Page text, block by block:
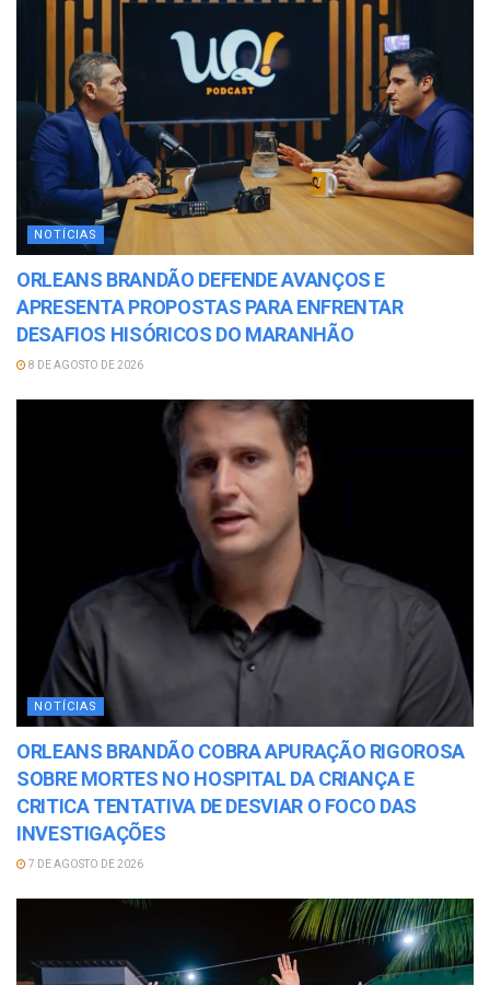
NOTÍCIAS
ORLEANS BRANDÃO DEFENDE AVANÇOS E
APRESENTA PROPOSTAS PARA ENFRENTAR
DESAFIOS HISÓRICOS DO MARANHÃO
8 DE AGOSTO DE 2026
NOTÍCIAS
ORLEANS BRANDÃO COBRA APURAÇÃO RIGOROSA
SOBRE MORTES NO HOSPITAL DA CRIANÇA E
CRITICA TENTATIVA DE DESVIAR O FOCO DAS
INVESTIGAÇÕES
7 DE AGOSTO DE 2026